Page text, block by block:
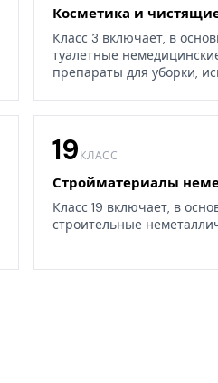
Косметика и
Класс 3 включает, в
туалетные
препараты для уборки,
19КЛАСС
Стройматериалы
Класс 19 включает, в
строительные